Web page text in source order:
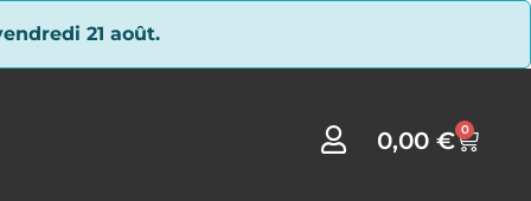
21 août.
0,00€ 0